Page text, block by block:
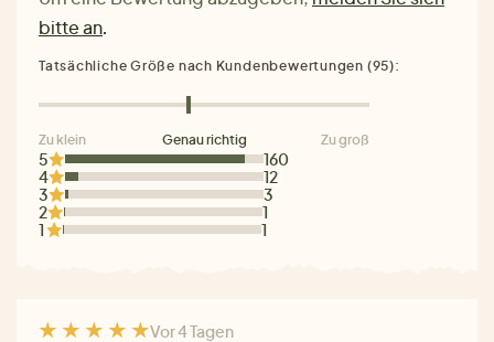
bitte an.
5
160
4
12
3
3
2
1
1
1
Tatsächliche Größe nach Kundenbewertungen (95):
Zu klein Genau richtig Zu groß
Vor 4 Tagen